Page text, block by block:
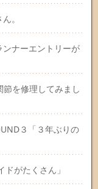
。
ンナーエントリーが
を修理してみまし
３「３年ぶりの
がたくさん」